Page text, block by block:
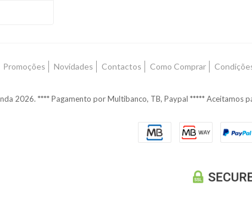
Promoções Novidades Contactos Como Comprar
2026. **** Pagamento por Multibanco, TB, Paypal ***** Aceitamos